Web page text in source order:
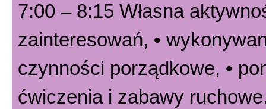
7:00 – 8:15 Własna
zainteresowań, •
czynności porządkowe, •
ćwiczenia i zabawy